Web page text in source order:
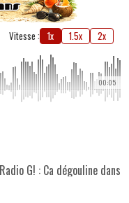
Vitesse : 1x 1.5x 2x
00:05
G! : Ca dégouline